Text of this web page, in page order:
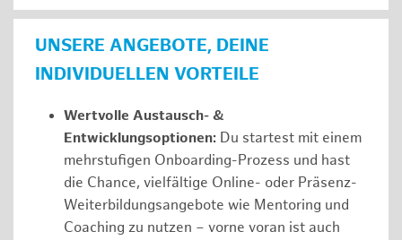
UNSERE ANGEBOTE, DEINE
INDIVIDUELLEN VORTEILE
Wertvolle Austausch- &
Entwicklungsoptionen: Du startest mit einem
mehrstufigen Onboarding-Prozess und hast
die Chance, vielfältige Online- oder Präsenz-
Weiterbildungsangebote wie Mentoring und
Coaching zu nutzen – vorne voran ist auch